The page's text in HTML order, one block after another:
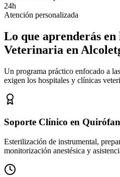
24h
Atención personalizada
Lo que aprenderás
Veterinaria en
Un programa práctico enfocado a
exigen los hospitales y clínicas
Soporte Clínico en
Esterilización de instrumental,
monitorización anestésica y